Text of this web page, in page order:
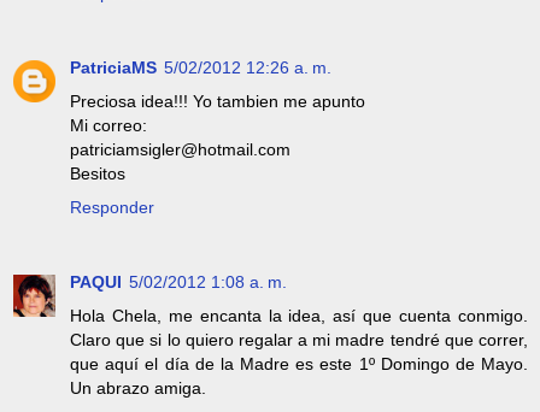
PatriciaMS 5/02/2012 12:26 a. m.
Preciosa idea!!! Yo tambien me apunto
Mi correo:
patriciamsigler@hotmail.com
Besitos
Responder
PAQUI 5/02/2012 1:08 a. m.
Hola Chela, me encanta la idea, así que cuenta conmigo.
Claro que si lo quiero regalar a mi madre tendré que correr,
que aquí el día de la Madre es este 1º Domingo de Mayo.
Un abrazo amiga.